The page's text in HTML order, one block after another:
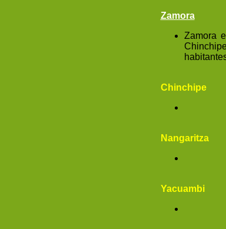
Zamora
Zamora
Chinchipe
Nangaritza
Yacuambi